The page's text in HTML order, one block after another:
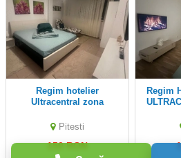
Regim hotelier
Ultracentral zona
Pitesti
150 RON
Regim Hotelier Cazare -